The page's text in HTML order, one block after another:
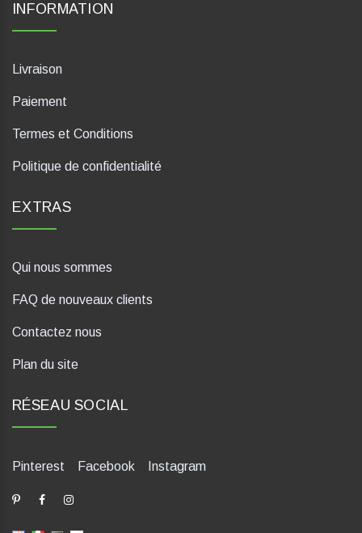
INFORMATION
Livraison
Paiement
Termes et Conditions
Politique de confidentialité
EXTRAS
Qui nous sommes
FAQ de nouveaux clients
Contactez nous
Plan du site
RÉSEAU SOCIAL
Pinterest Facebook Instagram